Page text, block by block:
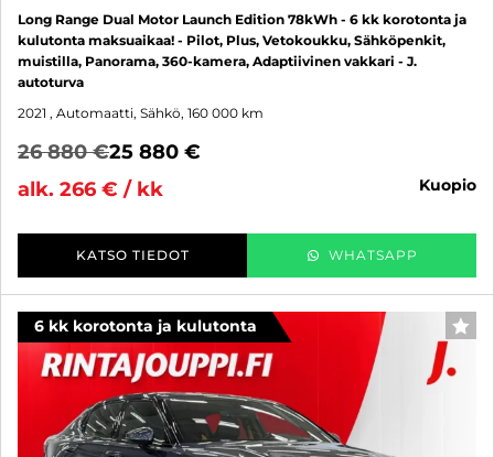
Long Range Dual Motor Launch Edition 78kWh - 6 kk korotonta ja
kulutonta maksuaikaa! - Pilot, Plus, Vetokoukku, Sähköpenkit,
muistilla, Panorama, 360-kamera, Adaptiivinen vakkari - J.
autoturva
2021 , Automaatti, Sähkö, 160 000 km
26 880 €25 880 €
alk. 266 € / kk
kuopio
KATSO TIEDOT WHATSAPP
6 kk korotonta ja kulutonta